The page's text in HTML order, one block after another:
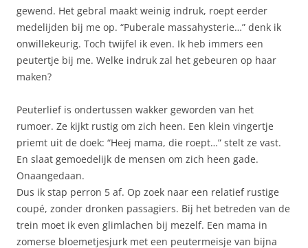
gewend. Het gebral maakt weinig indruk, roept eerder
medelijden bij me op. “Puberale massahysterie…” denk ik
onwillekeurig. Toch twijfel ik even. Ik heb immers een
peutertje bij me. Welke indruk zal het gebeuren op haar
maken?
Peuterlief is ondertussen wakker geworden van het
rumoer. Ze kijkt rustig om zich heen. Een klein vingertje
priemt uit de doek: “Heej mama, die roept…” stelt ze vast.
En slaat gemoedelijk de mensen om zich heen gade.
Onaangedaan.
Dus ik stap perron 5 af. Op zoek naar een relatief rustige
coupé, zonder dronken passagiers. Bij het betreden van de
trein moet ik even glimlachen bij mezelf. Een mama in
zomerse bloemetjesjurk met een peutermeisje van bijna